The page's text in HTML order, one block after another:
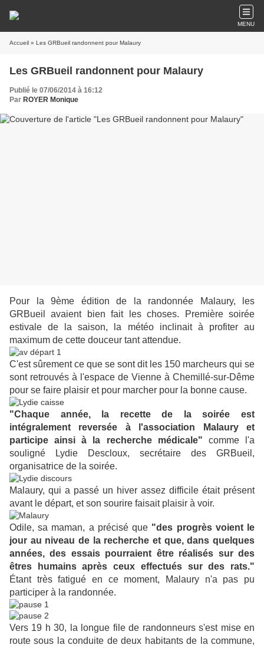
MENU
Accueil » Les GRBueil randonnent pour Malaury
Les GRBueil randonnent pour Malaury
Publié le 07/06/2014 à 16:12
Par ROYER Monique
Pour la 9ème édition de la randonnée Malaury, les
GRBueil avaient bien fait les choses. Première soirée
estivale de la saison, la météo inclinait à profiter au
maximum de cette douceur tant attendue.
C'est sûrement ce que se sont dit les 150 marcheurs qui se
sont retrouvés à l'espace de Vienne à Chemillé-sur-Dême
pour se faire plaisir et pour marcher pour la bonne cause.
"Chaque année, la recette de la soirée est
intégralement reversée à l'association Malaury et
participe ainsi à la recherche médicale" comme l'a
souligné Lydie Descloux, secrétaire des GRBueil,
organisatrice de la soirée.
Malaury, qui a passé un hiver assez difficile était présent
avant le départ, et son sourire faisait plaisir à voir.
Odile, sa maman, a précisé que "des progrès voient le
jour au niveau de la recherche et que, dans quelques
années, des essais pourraient être réalisés sur des
êtres humains après ceux effectués sur des rats."
Étant très fatigué en ce moment, Malaury n'a pas pu
participer à la randonnée.
Vers 19 h 30, la longue file de randonneurs s'est mise en
route sous la conduite de deux habitants de la commune,